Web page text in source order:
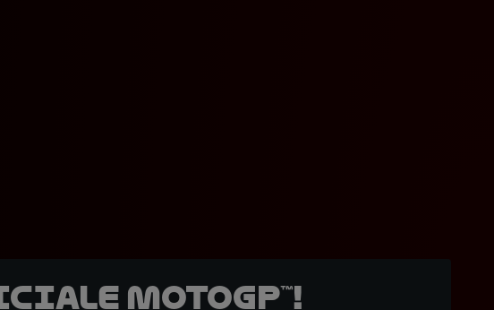
MotoGP™!